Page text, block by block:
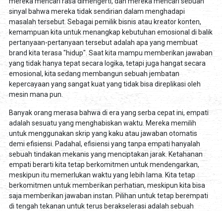
sinyal bahwa mereka tidak sendirian dalam menghadapi
masalah tersebut. Sebagai pemilik bisnis atau kreator konten,
kemampuan kita untuk menangkap kebutuhan emosional di balik
pertanyaan-pertanyaan tersebut adalah apa yang membuat
brand kita terasa "hidup". Saat kita mampu memberikan jawaban
yang tidak hanya tepat secara logika, tetapi juga hangat secara
emosional, kita sedang membangun sebuah jembatan
kepercayaan yang sangat kuat yang tidak bisa direplikasi oleh
mesin mana pun.
Banyak orang merasa bahwa di era yang serba cepat ini, empati
adalah sesuatu yang menghabiskan waktu. Mereka memilih
untuk menggunakan skrip yang kaku atau jawaban otomatis
demi efisiensi. Padahal, efisiensi yang tanpa empati hanyalah
sebuah tindakan mekanis yang menciptakan jarak. Ketahanan
empati berarti kita tetap berkomitmen untuk mendengarkan,
meskipun itu memerlukan waktu yang lebih lama. Kita tetap
berkomitmen untuk memberikan perhatian, meskipun kita bisa
saja memberikan jawaban instan. Pilihan untuk tetap berempati
di tengah tekanan untuk terus berakselerasi adalah sebuah